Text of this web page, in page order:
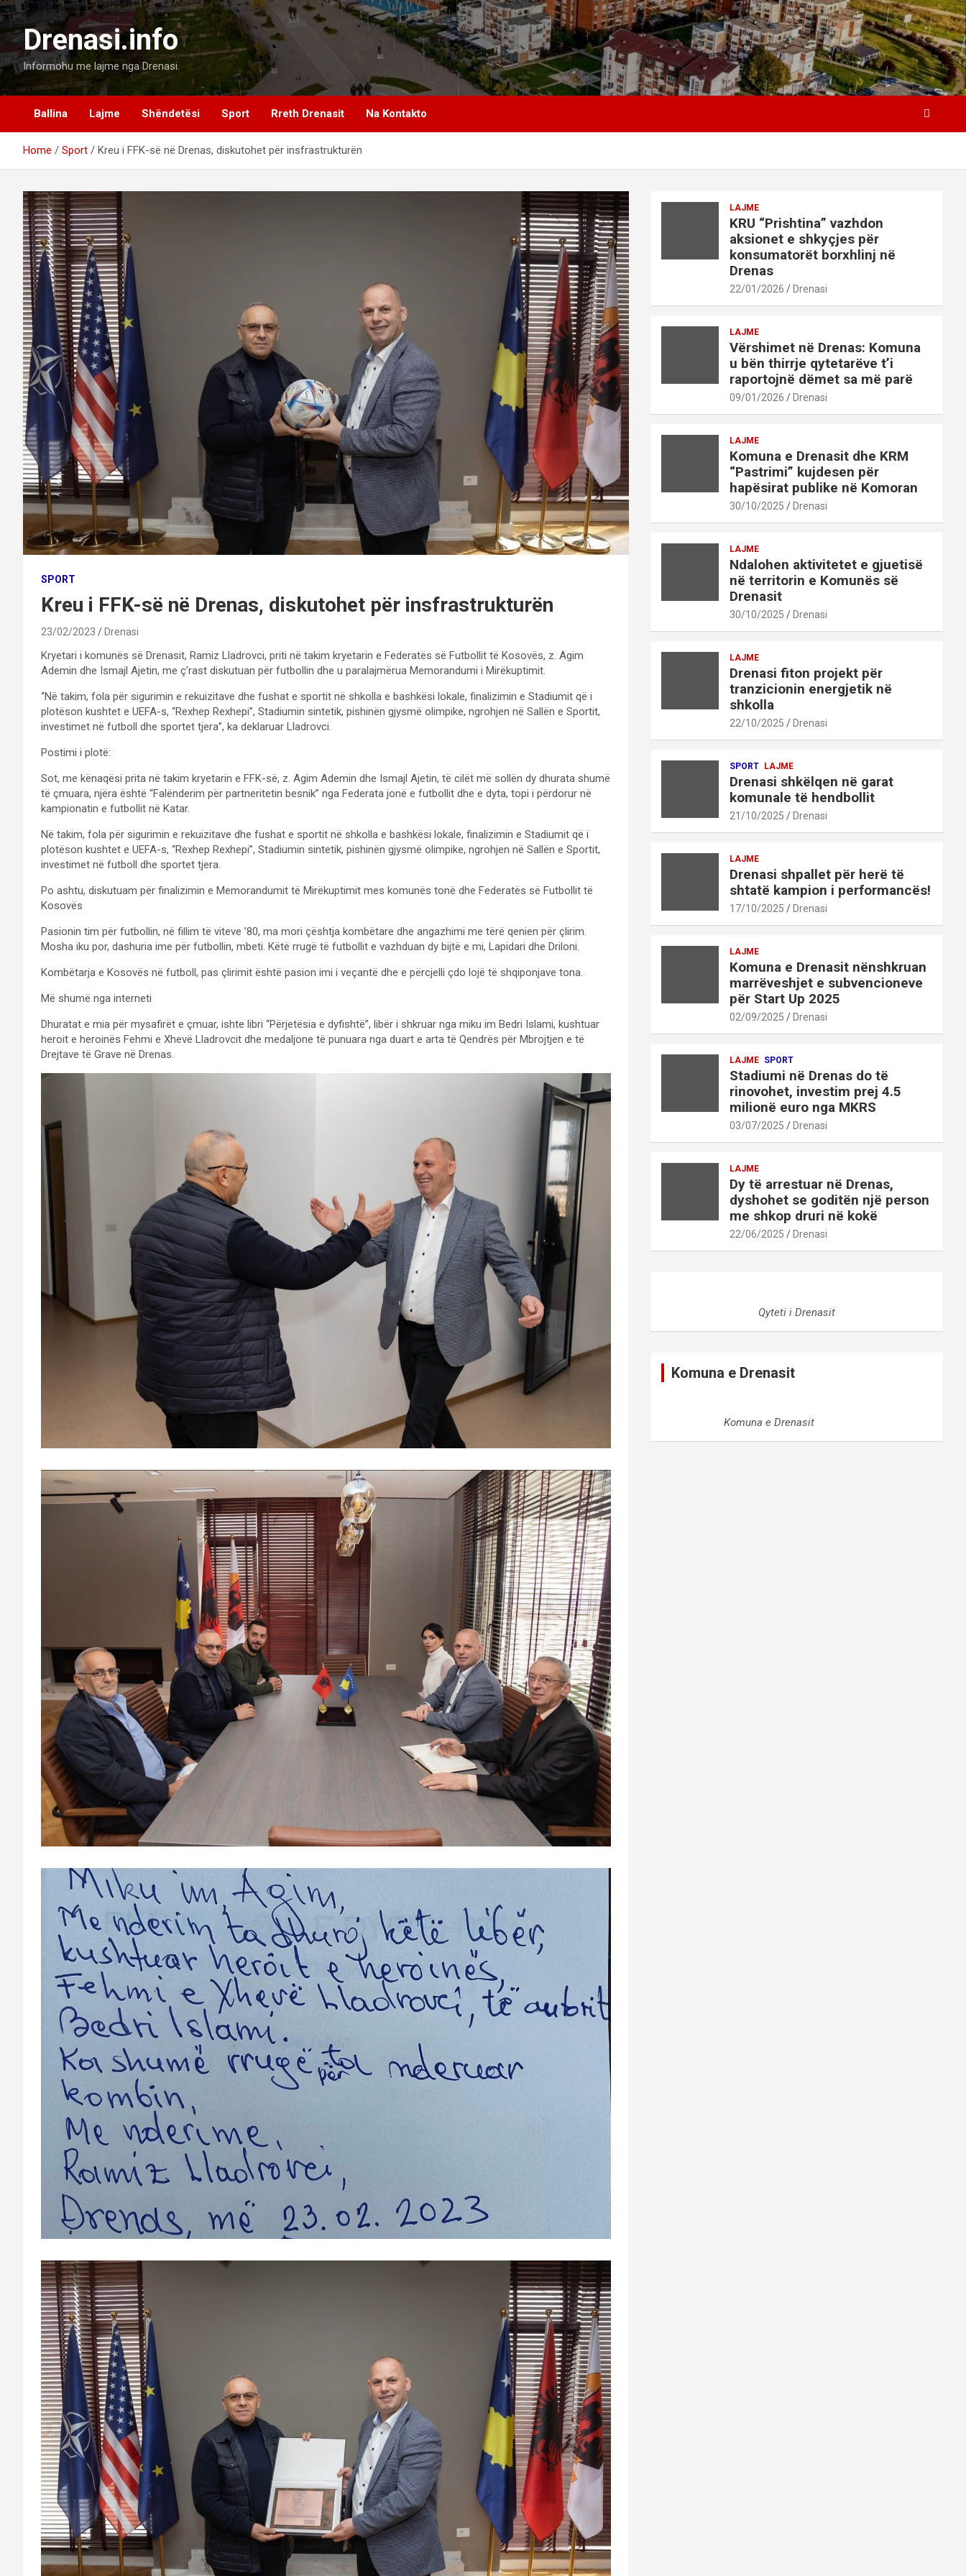
Skip
to
contentDrenasi.info
Informohu me lajme nga Drenasi.
Ballina Lajme Shëndetësi Sport Rreth Drenasit Na Kontakto
Home Sport Kreu i FFK-së në Drenas, diskutohet për insfrastrukturën
SPORT
Kreu i FFK-së në Drenas, diskutohet për insfrastrukturën
23/02/2023 Drenasi
Kryetari i komunës së Drenasit, Ramiz Lladrovci, priti në takim kryetarin e Federatës së Futbollit të Kosovës, z. Agim
Ademin dhe Ismajl Ajetin, me ç’rast diskutuan për futbollin dhe u paralajmërua Memorandumi i Mirëkuptimit.
“Në takim, fola për sigurimin e rekuizitave dhe fushat e sportit në shkolla e bashkësi lokale, finalizimin e Stadiumit që i
plotëson kushtet e UEFA-s, “Rexhep Rexhepi”, Stadiumin sintetik, pishinën gjysmë olimpike, ngrohjen në Sallën e Sportit,
investimet në futboll dhe sportet tjera”, ka deklaruar Lladrovci.
Postimi i plotë:
Sot, me kënaqësi prita në takim kryetarin e FFK-së, z. Agim Ademin dhe Ismajl Ajetin, të cilët më sollën dy dhurata shumë
të çmuara, njëra është “Falënderim për partneritetin besnik” nga Federata jonë e futbollit dhe e dyta, topi i përdorur në
kampionatin e futbollit në Katar.
Në takim, fola për sigurimin e rekuizitave dhe fushat e sportit në shkolla e bashkësi lokale, finalizimin e Stadiumit që i
plotëson kushtet e UEFA-s, “Rexhep Rexhepi”, Stadiumin sintetik, pishinën gjysmë olimpike, ngrohjen në Sallën e Sportit,
investimet në futboll dhe sportet tjera.
Po ashtu, diskutuam për finalizimin e Memorandumit të Mirëkuptimit mes komunës tonë dhe Federatës së Futbollit të
Kosovës
Pasionin tim për futbollin, në fillim të viteve ’80, ma mori çështja kombëtare dhe angazhimi me tërë qenien për çlirim.
Mosha iku por, dashuria ime për futbollin, mbeti. Këtë rrugë të futbollit e vazhduan dy bijtë e mi, Lapidari dhe Driloni.
Kombëtarja e Kosovës në futboll, pas çlirimit është pasion imi i veçantë dhe e përcjelli çdo lojë të shqiponjave tona.
Më shumë nga interneti
Dhuratat e mia për mysafirët e çmuar, ishte libri “Përjetësia e dyfishtë”, libër i shkruar nga miku im Bedri Islami, kushtuar
heroit e heroinës Fehmi e Xhevë Lladrovcit dhe medaljone të punuara nga duart e arta të Qendrës për Mbrojtjen e të
Drejtave të Grave në Drenas.
LAJME
KRU “Prishtina” vazhdon
aksionet e shkyçjes për
konsumatorët borxhlinj në
Drenas
22/01/2026 Drenasi
LAJME
Vërshimet në Drenas: Komuna
u bën thirrje qytetarëve t’i
raportojnë dëmet sa më parë
09/01/2026 Drenasi
LAJME
Komuna e Drenasit dhe KRM
“Pastrimi” kujdesen për
hapësirat publike në Komoran
30/10/2025 Drenasi
LAJME
Ndalohen aktivitetet e gjuetisë
në territorin e Komunës së
Drenasit
30/10/2025 Drenasi
LAJME
Drenasi fiton projekt për
tranzicionin energjetik në
shkolla
22/10/2025 Drenasi
SPORT LAJME
Drenasi shkëlqen në garat
komunale të hendbollit
21/10/2025 Drenasi
LAJME
Drenasi shpallet për herë të
shtatë kampion i performancës!
17/10/2025 Drenasi
LAJME
Komuna e Drenasit nënshkruan
marrëveshjet e subvencioneve
për Start Up 2025
02/09/2025 Drenasi
LAJME SPORT
Stadiumi në Drenas do të
rinovohet, investim prej 4.5
milionë euro nga MKRS
03/07/2025 Drenasi
LAJME
Dy të arrestuar në Drenas,
dyshohet se goditën një person
me shkop druri në kokë
22/06/2025 Drenasi
Qyteti i Drenasit
Komuna e Drenasit
Komuna e Drenasit